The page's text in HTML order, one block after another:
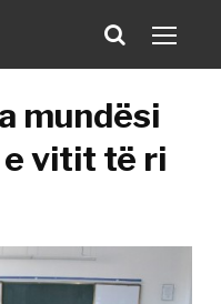
mundësi
vitit të ri